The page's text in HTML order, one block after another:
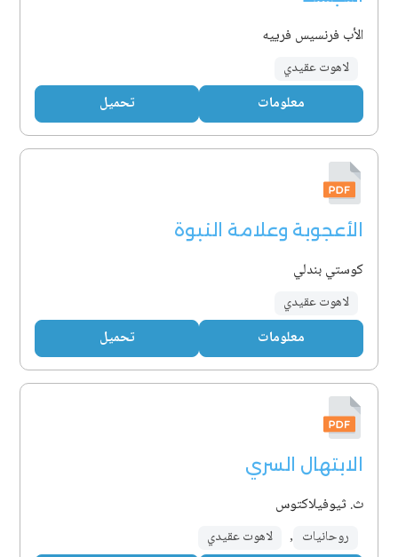
الأب فرنسيس فرييه
لاهوت عقيدي
معلومات تحميل
الأعجوبة وعلامة النبوة
كوستي بندلي
لاهوت عقيدي
معلومات تحميل
الابتهال السري
ث. ثيوفيلاكتوس
روحانيات , لاهوت عقيدي